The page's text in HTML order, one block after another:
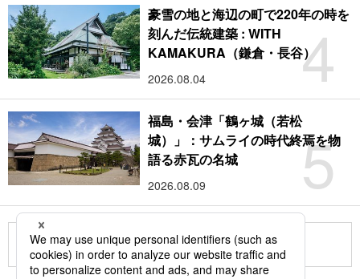
4
豪雪の地と海辺の町で220年の時を
刻んだ伝統建築 : WITH
KAMAKURA（鎌倉・長谷）
2026.08.04
5
福島・会津「鶴ヶ城（若松
城）」：サムライの時代終焉を物
語る赤瓦の名城
2026.08.09
もっと見る